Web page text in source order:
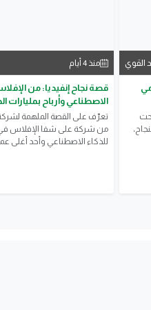
القوي منذ 4 أيام
قصة نجاح إنفيديا: من
الاصطناعي وأرباح بمليارات
من شركة على شفا الإفلاس في
للذكاء الاصطناعي وأحد أغلى